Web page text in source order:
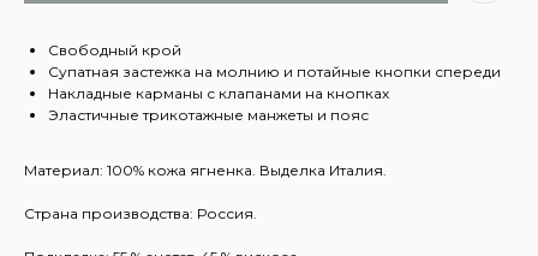
Свободный крой
Супатная застежка на молнию и потайные кнопки спереди
Накладные карманы с клапанами на кнопках
Эластичные трикотажные манжеты и пояс
Материал: 100% кожа ягненка. Выделка Италия.
Страна производства: Россия.